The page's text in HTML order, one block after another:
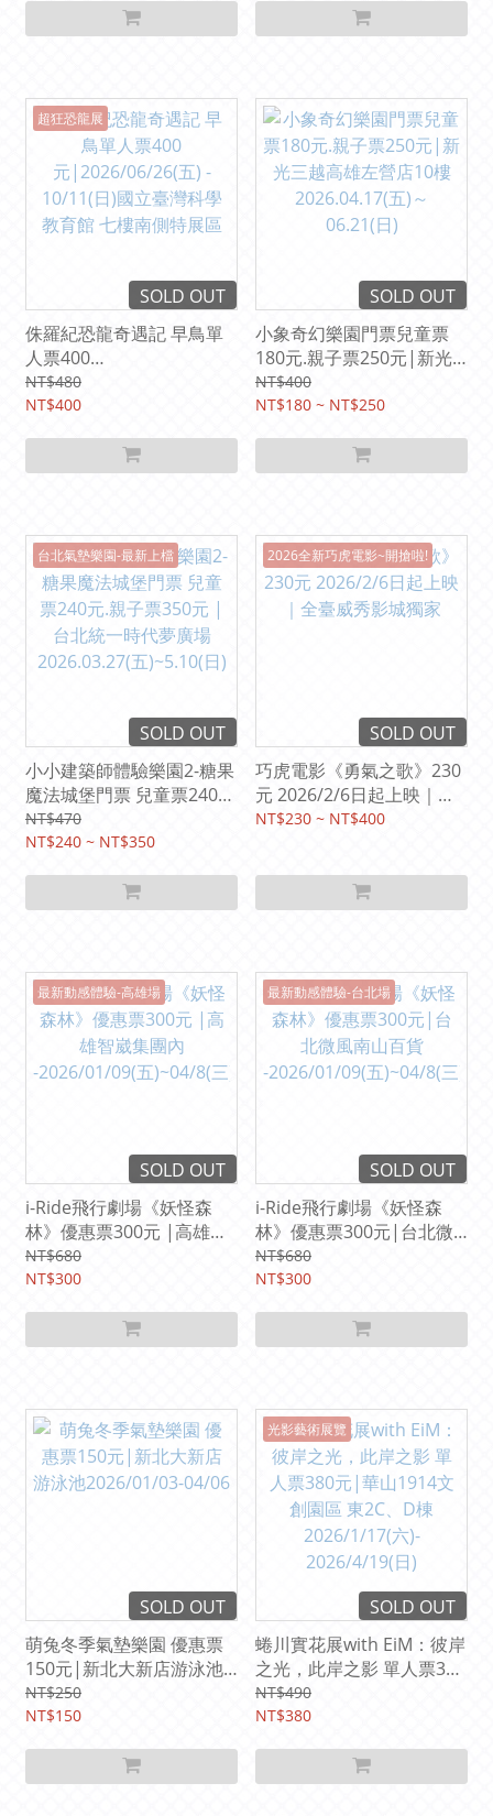
超狂恐龍展
SOLD OUT
侏羅紀恐龍奇遇記 早鳥單
人票400
元|2026/06/26(五) -
10/11(日)國立臺灣科學教
NT$480
NT$400
SOLD OUT
小象奇幻樂園門票兒童票
180元.親子票250元|新光
三越高雄左營店10樓
2026.04.17(五)～06.21(日)
NT$400
NT$180 ~ NT$250
台北氣墊樂園-最新上檔
SOLD OUT
小小建築師體驗樂園2-糖果
魔法城堡門票 兒童票240
元.親子票350元 |台北統一
時代夢廣場
NT$470
NT$240 ~ NT$350
2026全新巧虎電影~開搶啦!
SOLD OUT
巧虎電影《勇氣之歌》230
元 2026/2/6日起上映｜全
臺威秀影城獨家
NT$230 ~ NT$400
最新動感體驗-高雄場
SOLD OUT
i-Ride飛行劇場《妖怪森
林》優惠票300元 |高雄智
崴集團內
-2026/01/09(五)~04/8(三)
NT$680
NT$300
最新動感體驗-台北場
SOLD OUT
i-Ride飛行劇場《妖怪森
林》優惠票300元|台北微
風南山百貨
-2026/01/09(五)~04/8(三)
NT$680
NT$300
SOLD OUT
萌兔冬季氣墊樂園 優惠票
150元|新北大新店游泳池
2026/01/03-04/06
NT$250
NT$150
光影藝術展覽
SOLD OUT
蜷川實花展with EiM：彼岸
之光，此岸之影 單人票380
元|華山1914文創園區 東
2C、D棟2026/1/17(六)-
NT$490
NT$380